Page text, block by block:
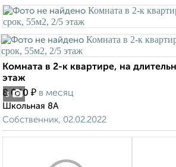
3
Комната в 2-к квартире, на
этаж
8 000 ₽ в месяц
Школьная 8А
Собственник, 02.02.2022